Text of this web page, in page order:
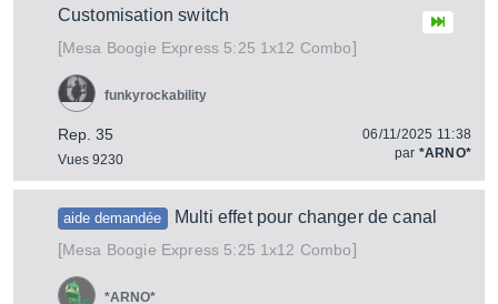
Customisation switch
[Mesa Boogie Express 5:25 1x12 Combo]
Rep. 35
Vues 9230
funkyrockability
06/11/2025 11:38
par *ARNO*
aide demandée
Multi effet pour changer de canal
[Mesa Boogie Express 5:25 1x12 Combo]
*ARNO*